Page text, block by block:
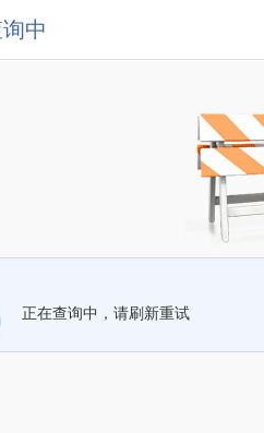
中
正在查询中，请刷新重试